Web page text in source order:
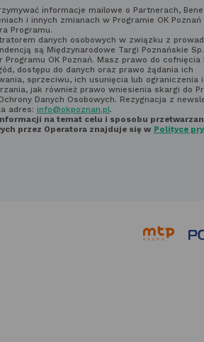
informacje mailowe o Partnerach,
i innych zmianach w Programie OK Poznań
Programu.
danych osobowych w związku z
są Międzynarodowe Targi Poznańskie
Programu OK Poznań. Masz prawo do cofnięcia
dostępu do danych oraz prawo żądania ich
sprzeciwu, ich usunięcia lub ograniczenia
jak również prawo wniesienia skargi do
Danych Osobowych. Rezygnacja z
adres: info@okpoznan.pl.
na temat celu i sposobu
przez Operatora znajduje się w Polityce
link